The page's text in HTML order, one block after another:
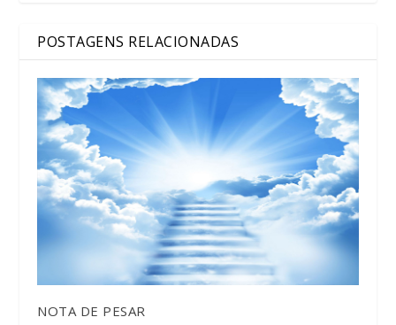
POSTAGENS RELACIONADAS
NOTA DE PESAR